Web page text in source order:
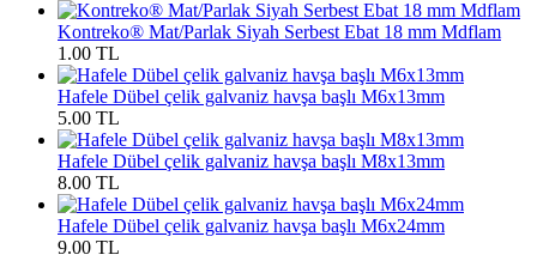
Kontreko® Mat/Parlak Siyah Serbest Ebat 18 mm Mdflam
1.00 TL
Hafele Dübel çelik galvaniz havşa başlı M6x13mm
5.00 TL
Hafele Dübel çelik galvaniz havşa başlı M8x13mm
8.00 TL
Hafele Dübel çelik galvaniz havşa başlı M6x24mm
9.00 TL